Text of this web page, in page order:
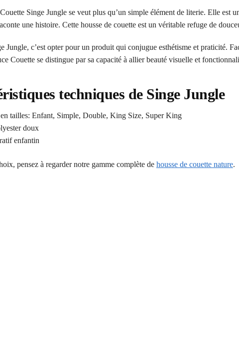
Singe Jungle se veut plus qu’un simple élément de literie. Elle est
une histoire. Cette housse de couette est un véritable refuge de
Jungle, c’est opter pour un produit qui conjugue esthétisme et praticité.
Couette se distingue par sa capacité à allier beauté visuelle et
techniques de Singe Jungle
tailles: Enfant, Simple, Double, King Size, Super King
doux
enfantin
pensez à regarder notre gamme complète de housse de couette nature.